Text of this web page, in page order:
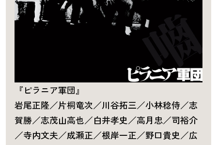
『ピラニア軍団』
岩尾正隆／片桐竜次／川谷拓三／小林稔侍／志
賀勝／志茂山高也／白井孝史／高月忠／司裕介
／寺内文夫／成瀬正／根岸一正／野口貴史／広